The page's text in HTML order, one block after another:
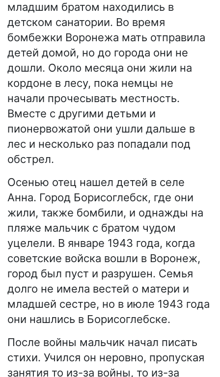
младшим братом находились в
детском санатории. Во время
бомбежки Воронежа мать отправила
детей домой, но до города они не
дошли. Около месяца они жили на
кордоне в лесу, пока немцы не
начали прочесывать местность.
Вместе с другими детьми и
пионервожатой они ушли дальше в
лес и несколько раз попадали под
обстрел.
Осенью отец нашел детей в селе
Анна. Город Борисоглебск, где они
жили, также бомбили, и однажды на
пляже мальчик с братом чудом
уцелели. В январе 1943 года, когда
советские войска вошли в Воронеж,
город был пуст и разрушен. Семья
долго не имела вестей о матери и
младшей сестре, но в июле 1943 года
они нашлись в Борисоглебске.
После войны мальчик начал писать
стихи. Учился он неровно, пропуская
занятия то из-за войны, то из-за